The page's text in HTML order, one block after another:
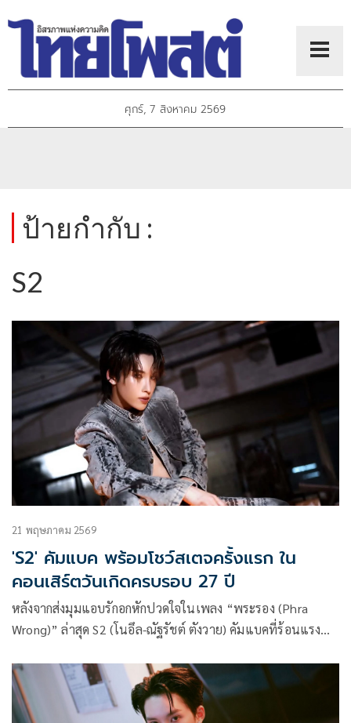
ศุกร์, 7 สิงหาคม 2569
ป้ายกำกับ :
S2
21 พฤษภาคม 2569
'S2' คัมแบค พร้อมโชว์สเตจครั้งแรก ใน
คอนเสิร์ตวันเกิดครบรอบ 27 ปี
หลังจากส่งมุมแอบรักอกหักปวดใจในเพลง “พระรอง (Phra
Wrong)” ล่าสุด S2 (โนอึล-ณัฐรัชต์ ตังวาย) คัมแบคที่ร้อนแรง
แมนซ์การเต้นแบบจัดเต็ม ถ่ายทอดตัวตน ความมุ่งมั่น และแพส
ชันที่พร้อมระเบิดออกมาของ S2 ได้อย่างชัดเจน